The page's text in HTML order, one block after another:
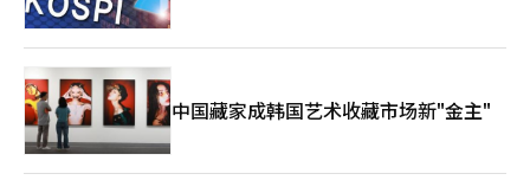
中国藏家成韩国艺术收藏市场新"金主"